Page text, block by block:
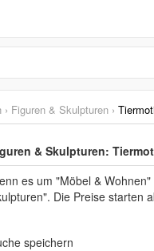
› Figuren & Skulpturen ›
& Skulpturen:
es um "Möbel &
Die Preise starten
speichern